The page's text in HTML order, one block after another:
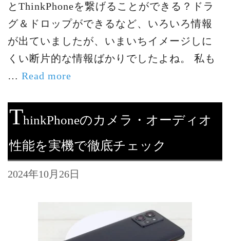
とThinkPhoneを繋げることができる？ドラ
グ＆ドロップができるなど、いろいろ情報
が出ていましたが、いまいちイメージしに
くい断片的な情報ばかりでしたよね。 私も
… Read more
ThinkPhoneのカメラ・オーディオ
性能を実機で徹底チェック
2024年10月26日